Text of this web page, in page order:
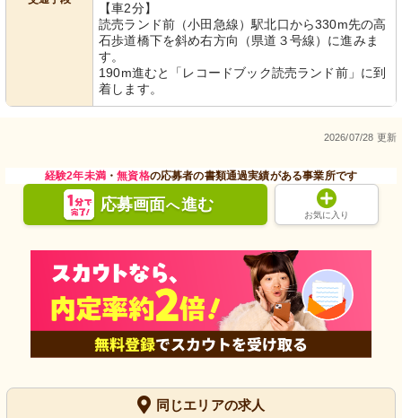
【車2分】
読売ランド前（小田急線）駅北口から330m先の高
石歩道橋下を斜め右方向（県道３号線）に進みま
す。
190m進むと「レコードブック読売ランド前」に到
着します。
2026/07/28 更新
経験2年未満・無資格の応募者の書類通過実績がある事業所です
応募画面へ進む
お気に入り
同じエリアの求人